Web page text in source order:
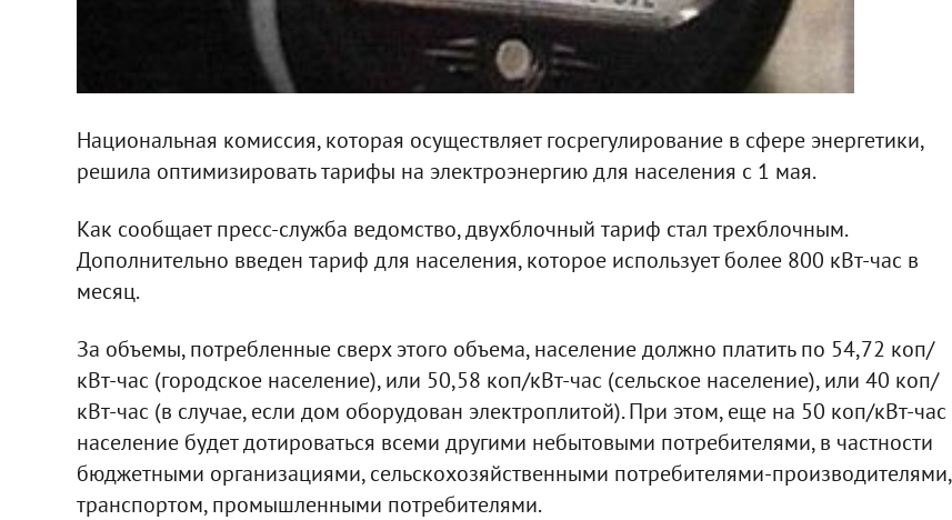
Национальная комиссия, которая осуществляет госрегулирование в сфере энергетики,
решила оптимизировать тарифы на электроэнергию для населения с 1 мая.
Как сообщает пресс-служба ведомство, двухблочный тариф стал трехблочным.
Дополнительно введен тариф для населения, которое использует более 800 кВт-час в
месяц.
За объемы, потребленные сверх этого объема, население должно платить по 54,72 коп/
кВт-час (городское население), или 50,58 коп/кВт-час (сельское население), или 40 коп/
кВт-час (в случае, если дом оборудован электроплитой). При этом, еще на 50 коп/кВт-час
население будет дотироваться всеми другими небытовыми потребителями, в частности
бюджетными организациями, сельскохозяйственными потребителями-производителями,
транспортом, промышленными потребителями.